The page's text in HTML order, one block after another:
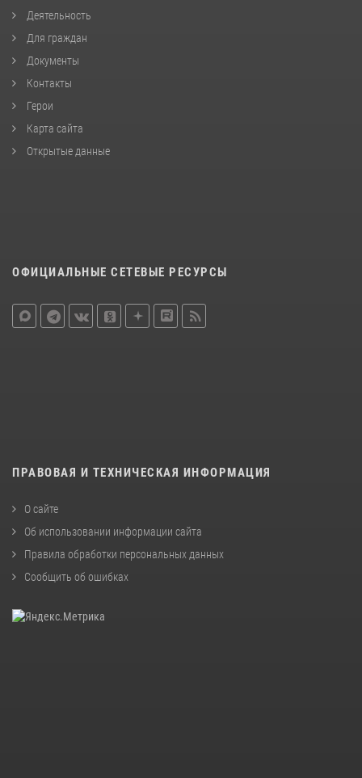
Деятельность
Для граждан
Документы
Контакты
Герои
Карта сайта
Открытые данные
ОФИЦИАЛЬНЫЕ СЕТЕВЫЕ РЕСУРСЫ
ПРАВОВАЯ И ТЕХНИЧЕСКАЯ ИНФОРМАЦИЯ
О сайте
Об использовании информации сайта
Правила обработки персональных данных
Сообщить об ошибках